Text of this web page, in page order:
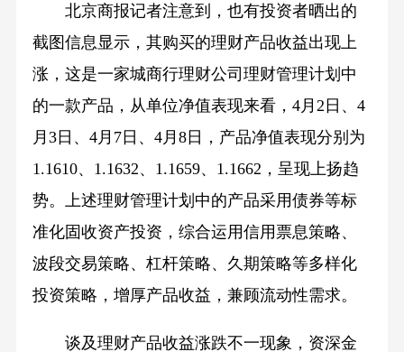
北京商报记者注意到，也有投资者晒出的
截图信息显示，其购买的理财产品收益出现上
涨，这是一家城商行理财公司理财管理计划中
的一款产品，从单位净值表现来看，4月2日、4
月3日、4月7日、4月8日，产品净值表现分别为
1.1610、1.1632、1.1659、1.1662，呈现上扬趋
势。上述理财管理计划中的产品采用债券等标
准化固收资产投资，综合运用信用票息策略、
波段交易策略、杠杆策略、久期策略等多样化
投资策略，增厚产品收益，兼顾流动性需求。
谈及理财产品收益涨跌不一现象，资深金